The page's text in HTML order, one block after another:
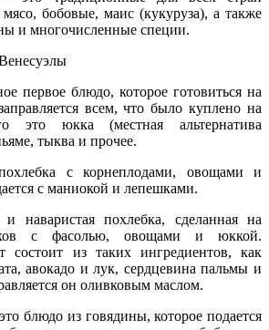
бобовые, маис (кукуруза), а также
и многочисленные специи.
первое блюдо, которое готовиться на
всем, что было куплено на
это юкка (местная альтернатива
тыква и прочее.
с корнеплодами, овощами и
с маниокой и лепешками.
наваристая похлебка, сделанная на
с фасолью, овощами и юккой.
состоит из таких ингредиентов, как
авокадо и лук, сердцевина пальмы и
он оливковым маслом.
блюдо из говядины, которое подается